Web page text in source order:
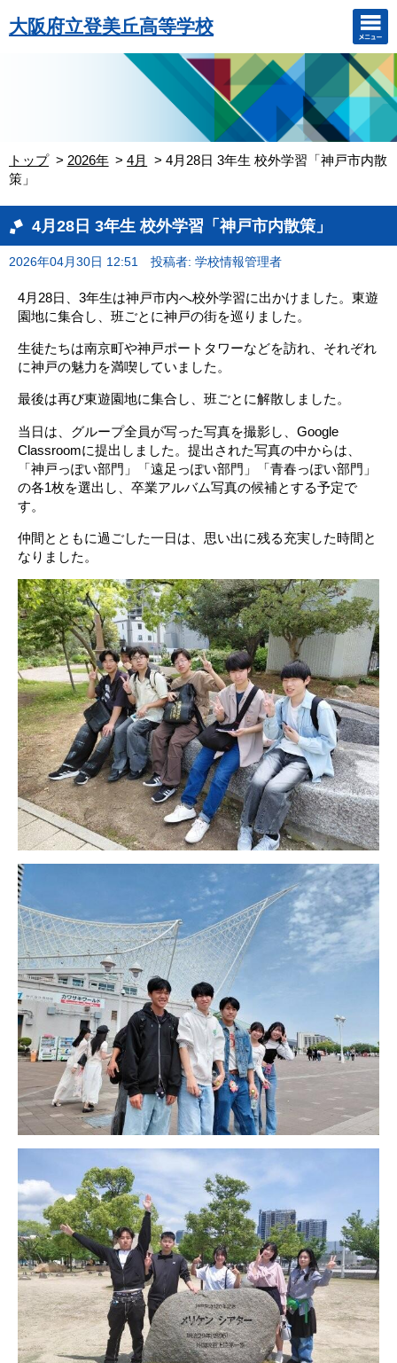
大阪府立登美丘高等学校
トップ 2026年 4月
4月28日 3年生 校外学習「神戸市内散
策」
4月28日 3年生 校外学習「神戸市内散策」
2026年04月30日 12:51 投稿者: 学校情報管理者
4月28日、3年生は神戸市内へ校外学習に出かけました。東遊
園地に集合し、班ごとに神戸の街を巡りました。
生徒たちは南京町や神戸ポートタワーなどを訪れ、それぞれ
に神戸の魅力を満喫していました。
最後は再び東遊園地に集合し、班ごとに解散しました。
当日は、グループ全員が写った写真を撮影し、Google
Classroomに提出しました。提出された写真の中からは、
「神戸っぽい部門」「遠足っぽい部門」「青春っぽい部門」
の各1枚を選出し、卒業アルバム写真の候補とする予定で
す。
仲間とともに過ごした一日は、思い出に残る充実した時間と
なりました。